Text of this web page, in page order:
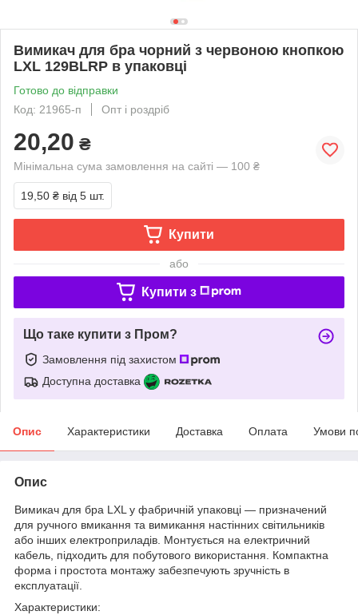
Вимикач для бра чорний з червоною кнопкою
LXL 129BLRP в упаковці
Готово до відправки
Код: 21965-п
Опт і роздріб
20,20 ₴
Мінімальна сума замовлення на сайті — 100 ₴
19,50 ₴ від 5 шт.
Купити
або
Купити з
Що таке купити з Пром?
Замовлення під захистом
Доступна доставка
Опис Характеристики Доставка Оплата Умови
Опис
Вимикач для бра LXL у фабричній упаковці — призначений
для ручного вмикання та вимикання настінних світильників
або інших електроприладів. Монтується на електричний
кабель, підходить для побутового використання. Компактна
форма і простота монтажу забезпечують зручність в
експлуатації.
Характеристики: